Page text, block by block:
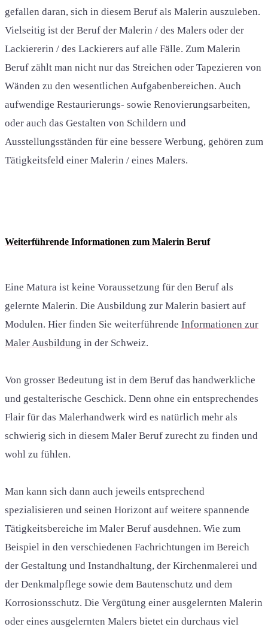
gefallen daran, sich in diesem Beruf als Malerin auszuleben.
Vielseitig ist der Beruf der Malerin / des Malers oder der
Lackiererin / des Lackierers auf alle Fälle. Zum Malerin
Beruf zählt man nicht nur das Streichen oder Tapezieren von
Wänden zu den wesentlichen Aufgabenbereichen. Auch
aufwendige Restaurierungs- sowie Renovierungsarbeiten,
oder auch das Gestalten von Schildern und
Ausstellungsständen für eine bessere Werbung, gehören zum
Tätigkeitsfeld einer Malerin / eines Malers.
Weiterführende Informationen zum Malerin Beruf
Eine Matura ist keine Voraussetzung für den Beruf als
gelernte Malerin. Die Ausbildung zur Malerin basiert auf
Modulen. Hier finden Sie weiterführende Informationen zur
Maler Ausbildung in der Schweiz.
Von grosser Bedeutung ist in dem Beruf das handwerkliche
und gestalterische Geschick. Denn ohne ein entsprechendes
Flair für das Malerhandwerk wird es natürlich mehr als
schwierig sich in diesem Maler Beruf zurecht zu finden und
wohl zu fühlen.
Man kann sich dann auch jeweils entsprechend
spezialisieren und seinen Horizont auf weitere spannende
Tätigkeitsbereiche im Maler Beruf ausdehnen. Wie zum
Beispiel in den verschiedenen Fachrichtungen im Bereich
der Gestaltung und Instandhaltung, der Kirchenmalerei und
der Denkmalpflege sowie dem Bautenschutz und dem
Korrosionsschutz. Die Vergütung einer ausgelernten Malerin
oder eines ausgelernten Malers bietet ein durchaus viel